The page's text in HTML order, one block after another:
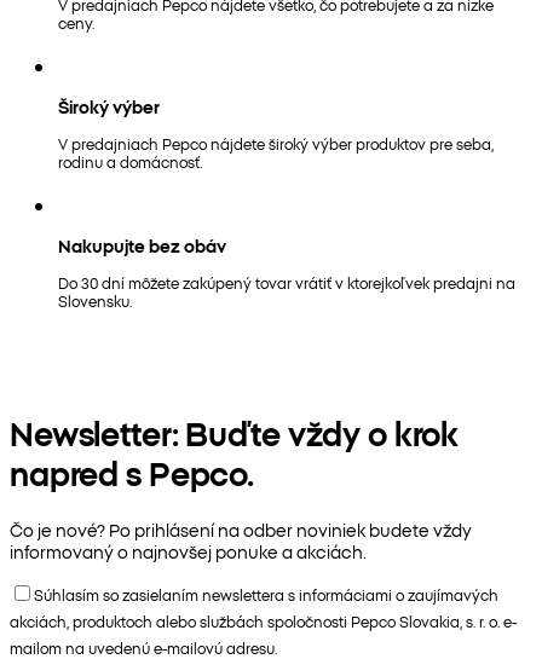
ceny.
Široký výber
V predajniach Pepco nájdete široký výber produktov pre seba,
rodinu a domácnosť.
Nakupujte bez obáv
Do 30 dní môžete zakúpený tovar vrátiť v ktorejkoľvek predajni na
Slovensku.
Newsletter: Buďte vždy o krok
napred s Pepco.
Čo je nové? Po prihlásení na odber noviniek budete vždy
informovaný o najnovšej ponuke a akciách.
Súhlasím so zasielaním newslettera s informáciami o zaujímavých
akciách, produktoch alebo službách spoločnosti Pepco Slovakia, s. r. o. e-
mailom na uvedenú e-mailovú adresu.